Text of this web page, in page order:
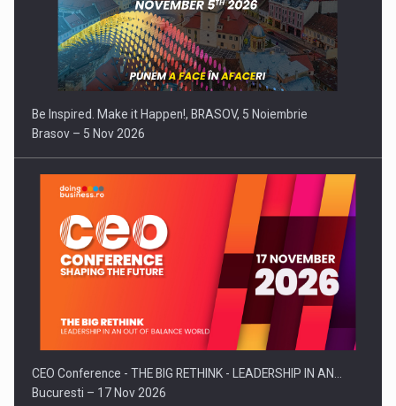
Be Inspired. Make it Happen!, BRASOV, 5 Noiembrie
Brasov – 5 Nov 2026
CEO Conference - THE BIG RETHINK - LEADERSHIP IN AN…
Bucuresti – 17 Nov 2026